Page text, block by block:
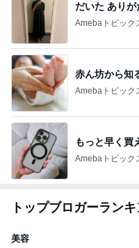
だいた あり
Amebaトピック
赤ん坊から知
Amebaトピック
もっと早く買
Amebaトピック
トップブロガーラン
美容